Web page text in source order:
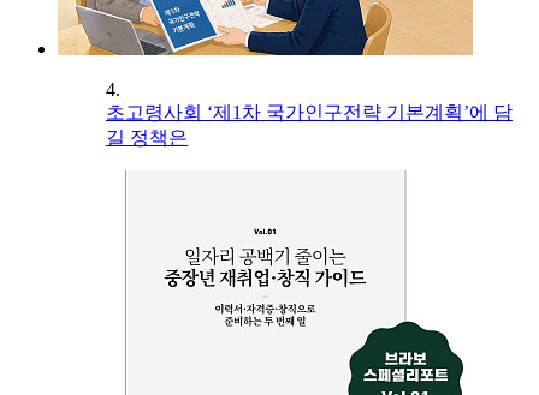
4.
초고령사회 ‘제1차 국가인구전략 기본계획’에 담
길 정책은